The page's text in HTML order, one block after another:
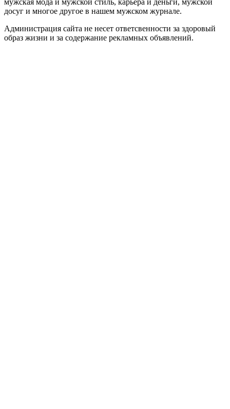
досуг и многое другое в нашем мужском журнале.
Администрация сайта не несет ответсвенности за здоровый
образ жизни и за содержание рекламных объявлений.